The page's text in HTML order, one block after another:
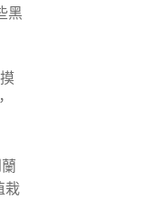
黑
栽